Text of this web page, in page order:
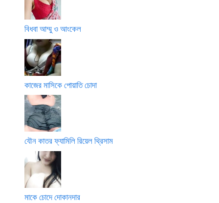
বিধবা আম্মু ও আংকেল
কাজের মাসিকে পোয়াতি চোদা
যৌন কাতর ফ্যামিলি রিয়েল থ্রিসাম
মাকে চোদে দোকানদার